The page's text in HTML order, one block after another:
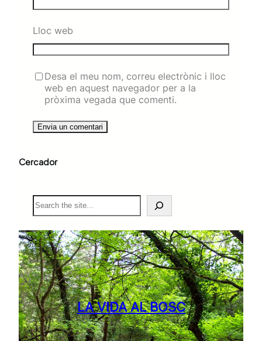
Lloc web
Desa el meu nom, correu electrònic i lloc
web en aquest navegador per a la
pròxima vegada que comenti.
Cercador
S
e
r
c
h
LA VIDA AL BOSC